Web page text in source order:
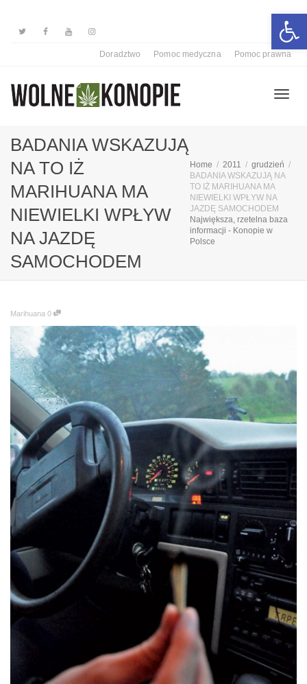
Doradztwo Pomoc medyczna Pomoc prawna
BADANIA WSKAZUJĄ
NA TO IŻ
MARIHUANA MA
NIEWIELKI WPŁYW
NA JAZDĘ
SAMOCHODEM
Home 2011
grudzień
BADANIA WSKAZUJĄ NA
TO IŻ MARIHUANA MA
NIEWIELKI WPŁYW NA
JAZDĘ SAMOCHODEM
Największa, rzetelna baza
informacji - Konopie w
Polsce
Marihuana 0